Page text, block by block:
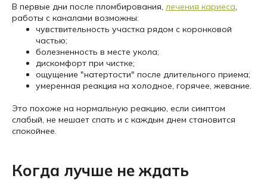
В первые дни после пломбирования, лечения кариеса
работы с каналами возможны:
чувствительность участка рядом с коронковой
частью;
болезненность в месте укола;
дискомфорт при чистке;
ощущение "натертости" после длительного приема;
умеренная реакция на холодное, горячее, жевание.
Это похоже на нормальную реакцию, если симптом
слабый, не мешает спать и с каждым днем становится
спокойнее.
Когда лучше не ждать